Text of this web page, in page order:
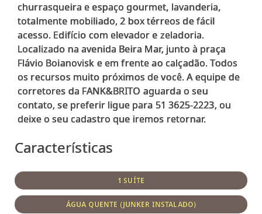
churrasqueira e espaço gourmet, lavanderia,
totalmente mobiliado, 2 box térreos de fácil
acesso. Edifício com elevador e zeladoria.
Localizado na avenida Beira Mar, junto à praça
Flávio Boianovisk e em frente ao calçadão. Todos
os recursos muito próximos de você. A equipe de
corretores da FANK&BRITO aguarda o seu
contato, se preferir ligue para 51 3625-2223, ou
Características
1 SUÍTE
ÁGUA QUENTE (JUNKER INSTALADO)